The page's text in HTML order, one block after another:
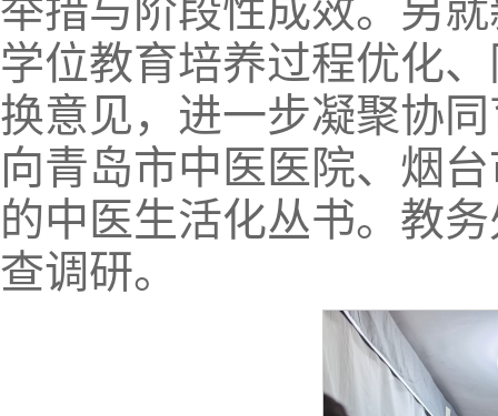
举措与阶段性成效。另
学位教育培养过程优化
换意见，进一步凝聚协
向青岛市中医医院、烟
的中医生活化丛书。教
查调研。